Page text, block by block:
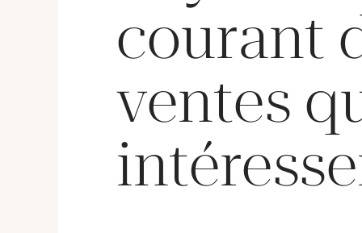
courant
ventes